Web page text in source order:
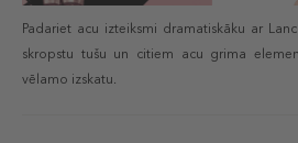
Padariet acu izteiksmi dramatiskāku ar
skropstu tušu un citiem acu grima
vēlamo izskatu.